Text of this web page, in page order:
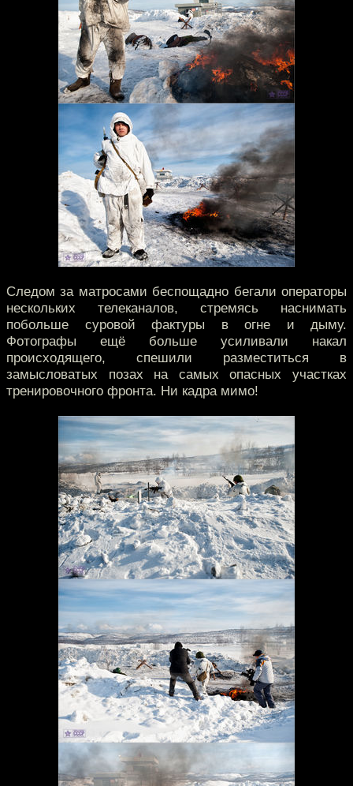
Следом за матросами беспощадно бегали операторы
нескольких телеканалов, стремясь наснимать
побольше суровой фактуры в огне и дыму.
Фотографы ещё больше усиливали накал
происходящего, спешили разместиться в
замысловатых позах на самых опасных участках
тренировочного фронта. Ни кадра мимо!